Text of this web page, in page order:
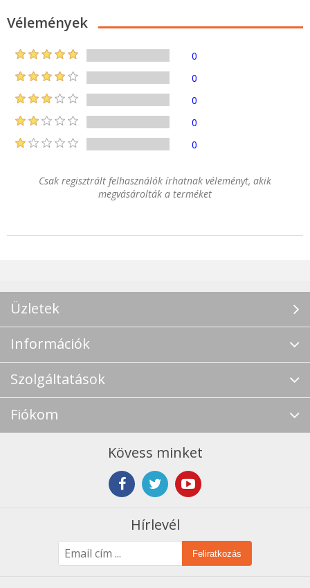
Vélemények
0
0
0
0
0
Csak regisztrált felhasználók írhatnak véleményt, akik
megvásárolták a terméket
Üzletek
Információk
Szolgáltatások
Fiókom
Kövess minket
Hírlevél
Feliratkozás